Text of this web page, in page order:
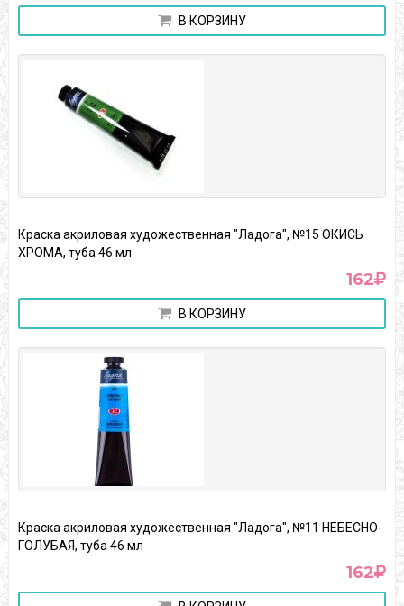
В КОРЗИНУ
Краска акриловая художественная "Ладога", №15 ОКИСЬ
ХРОМА, туба 46 мл
162
В КОРЗИНУ
Краска акриловая художественная "Ладога", №11 НЕБЕСНО-
ГОЛУБАЯ, туба 46 мл
162